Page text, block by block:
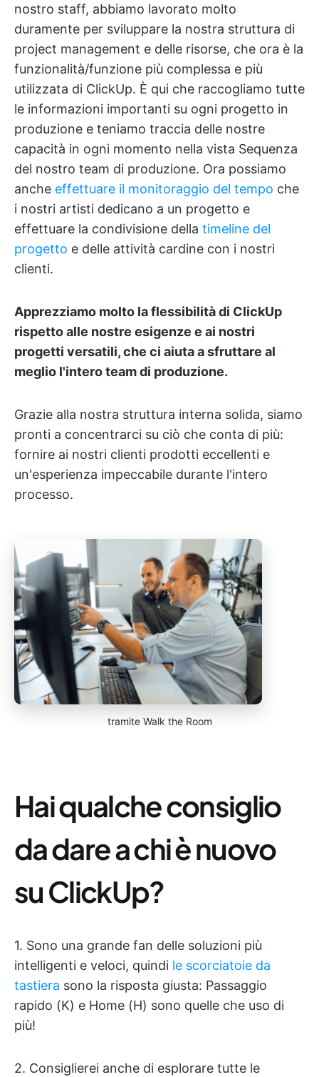
nostro staff, abbiamo lavorato molto
duramente per sviluppare la nostra struttura di
project management e delle risorse, che ora è la
funzionalità/funzione più complessa e più
utilizzata di ClickUp. È qui che raccogliamo tutte
le informazioni importanti su ogni progetto in
produzione e teniamo traccia delle nostre
capacità in ogni momento nella vista Sequenza
del nostro team di produzione. Ora possiamo
anche effettuare il monitoraggio del tempo che
i nostri artisti dedicano a un progetto e
effettuare la condivisione della timeline del
progetto e delle attività cardine con i nostri
clienti.
Apprezziamo molto la flessibilità di ClickUp
rispetto alle nostre esigenze e ai nostri
progetti versatili, che ci aiuta a sfruttare al
meglio l'intero team di produzione.
Grazie alla nostra struttura interna solida, siamo
pronti a concentrarci su ciò che conta di più:
fornire ai nostri clienti prodotti eccellenti e
un'esperienza impeccabile durante l'intero
processo.
tramite Walk the Room
Hai qualche consiglio
da dare a chi è nuovo
su ClickUp?
1. Sono una grande fan delle soluzioni più
intelligenti e veloci, quindi le scorciatoie da
tastiera sono la risposta giusta: Passaggio
rapido (K) e Home (H) sono quelle che uso di
più!
2. Consiglierei anche di esplorare tutte le